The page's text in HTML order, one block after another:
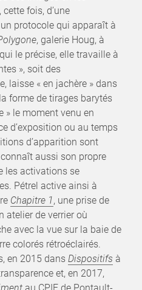
fois, d’une
protocole qui apparaît à
, galerie Houg, à
le précise, elle travaille à
», soit des
laisse « en jachère » dans
forme de tirages barytés
» le moment venu en
d’exposition ou au temps
d’apparition sont
aussi son propre
les activations se
Pétrel active ainsi à
Chapitre 1, une prise de
atelier de verrier où
avec la vue sur la baie de
colorés rétroéclairés.
en 2015 dans Dispositifs à
et, en 2017,